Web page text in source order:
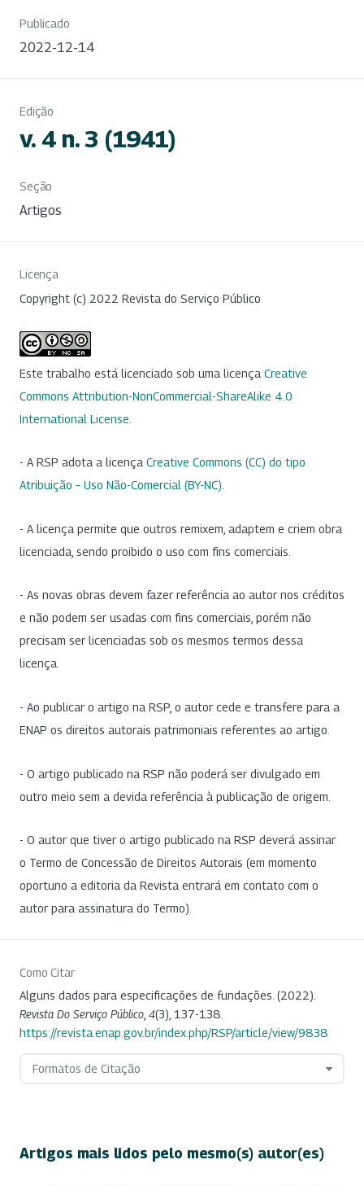
Publicado
2022-12-14
Edição
v. 4 n. 3 (1941)
Seção
Artigos
Licença
Copyright (c) 2022 Revista do Serviço Público
Este trabalho está licenciado sob uma licença Creative
Commons Attribution-NonCommercial-ShareAlike 4.0
International License
- A RSP adota a licença Creative Commons (CC) do tipo
Atribuição – Uso Não-Comercial (BY-NC)
- A licença permite que outros remixem, adaptem e criem obra
licenciada, sendo proibido o uso com fins comerciais.
- As novas obras devem fazer referência ao autor nos créditos
e não podem ser usadas com fins comerciais, porém não
precisam ser licenciadas sob os mesmos termos dessa
licença.
- Ao publicar o artigo na RSP, o autor cede e transfere para a
ENAP os direitos autorais patrimoniais referentes ao artigo.
- O artigo publicado na RSP não poderá ser divulgado em
outro meio sem a devida referência à publicação de origem.
- O autor que tiver o artigo publicado na RSP deverá assinar
o Termo de Concessão de Direitos Autorais (em momento
oportuno a editoria da Revista entrará em contato com o
autor para assinatura do Termo).
Como Citar
Alguns dados para especificações de fundações. (2022).
Revista Do Serviço Público 4(3), 137-138.
https://revista.enap.gov.br/index.php/RSP/article/view/9838
Formatos de Citação
Artigos mais lidos pelo mesmo(s) autor(es)